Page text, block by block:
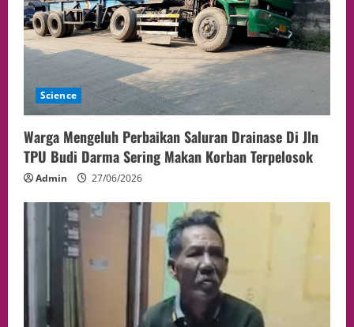
Science
Warga Mengeluh Perbaikan Saluran Drainase Di Jln
TPU Budi Darma Sering Makan Korban Terpelosok
Admin 27/06/2026